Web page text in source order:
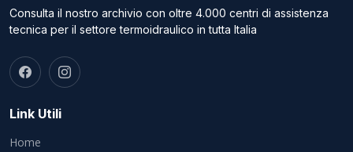
Consulta il nostro archivio con oltre 4.000 centri di assistenza
tecnica per il settore termoidraulico in tutta Italia
Link Utili
Home